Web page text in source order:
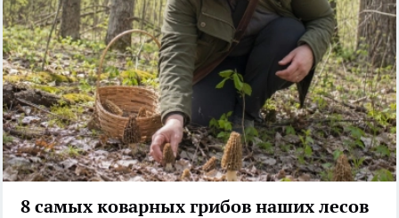
8 самых коварных грибов наших лесов